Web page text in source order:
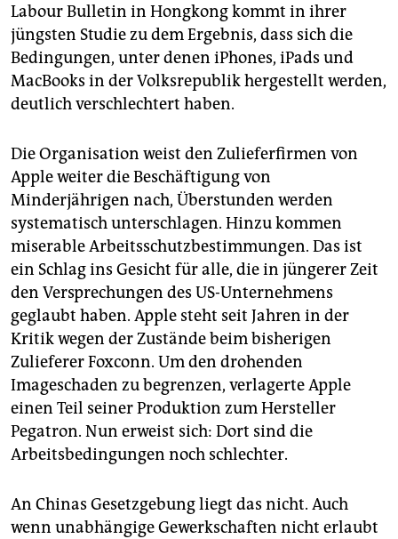
Labour Bulletin in Hongkong kommt in ihrer
jüngsten Studie zu dem Ergebnis, dass sich die
Bedingungen, unter denen iPhones, iPads und
MacBooks in der Volksrepublik hergestellt werden,
deutlich verschlechtert haben.
Die Organisation weist den Zulieferfirmen von
Apple weiter die Beschäftigung von
Minderjährigen nach, Überstunden werden
systematisch unterschlagen. Hinzu kommen
miserable Arbeitsschutzbestimmungen. Das ist
ein Schlag ins Gesicht für alle, die in jüngerer Zeit
den Versprechungen des US-Unternehmens
geglaubt haben. Apple steht seit Jahren in der
Kritik wegen der Zustände beim bisherigen
Zulieferer Foxconn. Um den drohenden
Imageschaden zu begrenzen, verlagerte Apple
einen Teil seiner Produktion zum Hersteller
Pegatron. Nun erweist sich: Dort sind die
Arbeitsbedingungen noch schlechter.
An Chinas Gesetzgebung liegt das nicht. Auch
wenn unabhängige Gewerkschaften nicht erlaubt